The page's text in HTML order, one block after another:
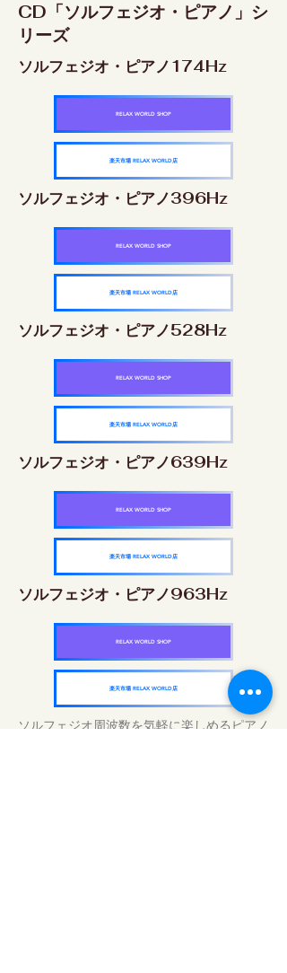
CD「ソルフェジオ・ピアノ」シ
リーズ
ソルフェジオ・ピアノ174Hz
RELAX WORLD SHOP
楽天市場 RELAX WORLD店
ソルフェジオ・ピアノ396Hz
RELAX WORLD SHOP
楽天市場 RELAX WORLD店
ソルフェジオ・ピアノ528Hz
RELAX WORLD SHOP
楽天市場 RELAX WORLD店
ソルフェジオ・ピアノ639Hz
RELAX WORLD SHOP
楽天市場 RELAX WORLD店
ソルフェジオ・ピアノ963Hz
RELAX WORLD SHOP
楽天市場 RELAX WORLD店
ソルフェジオ周波数を気軽に楽しめるピアノ